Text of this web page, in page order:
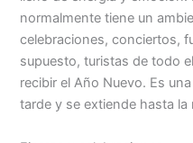
normalmente tiene un
celebraciones, conciertos,
supuesto, turistas de todo
recibir el Año Nuevo. Es
tarde y se extiende hasta la